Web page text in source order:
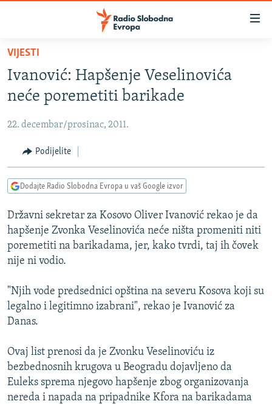
Pređite
glavni
sadržaj
na
navigaciju
Pređite
na
BOSNA I HERCEGOVINA
KOSOVO
CRNA GORA
VIDEO
FOTOGALERIJE
INFOGRAFIKE
PODCASTI
RAT U UKRAJINI
KINA NA BALKANU
RSE PRIČE IZ SVIJETA
ISPRIČAJ MI
DNEVNO@RSE
SPECIJALI RSE
VIŠE OD NASLOVA
GENOCID U SREBRENICI
POPLAVE I KLIZIŠTA U BIH 2024.
PRATITE NAS
VIJESTI
Ivanović: Hapšenje Veselinovića
neće poremetiti barikade
22. decembar/prosinac, 2011.
Podijelite
Dodajte Radio Slobodna Evropa u vaš Google izvor
Državni sekretar za Kosovo Oliver Ivanović rekao je da
hapšenje Zvonka Veselinovića neće ništa promeniti niti
poremetiti na barikadama, jer, kako tvrdi, taj ih čovek
nije ni vodio.
"Njih vode predsednici opština na severu Kosova koji su
legalno i legitimno izabrani", rekao je Ivanović za
Danas.
Ovaj list prenosi da je Zvonku Veselinoviću iz
bezbednosnih krugova u Beogradu dojavljeno da
Euleks sprema njegovo hapšenje zbog organizovanja
nereda i napada na pripadnike Kfora na barikadama